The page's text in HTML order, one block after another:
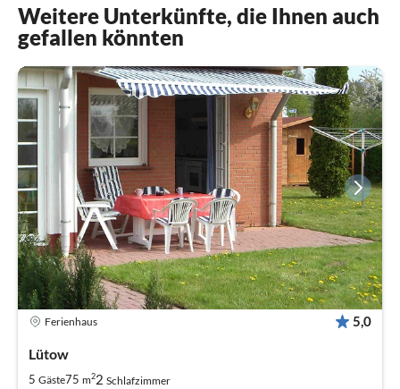
Weitere Unterkünfte, die Ihnen auch
gefallen könnten
Ferienhaus 5,0
Lütow
5 Gäste75 m22 Schlafzimmer